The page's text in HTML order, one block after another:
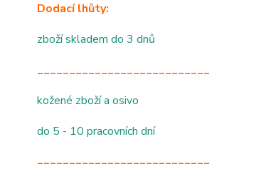
Dodací lhůty:
zboží skladem do 3 dnů
___________________________
kožené zboží a osivo
do 5 - 10 pracovních dní
___________________________